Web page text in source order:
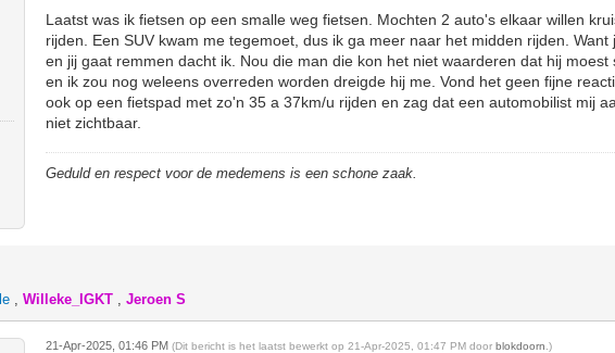
Laatst was ik fietsen op een smalle weg fietsen. Mochten 2 auto's elkaar willen
rijden. Een SUV kwam me tegemoet, dus ik ga meer naar het midden rijden.
en jij gaat remmen dacht ik. Nou die man die kon het niet waarderen dat hij
en ik zou nog weleens overreden worden dreigde hij me. Vond het geen fijne
ook op een fietspad met zo'n 35 a 37km/u rijden en zag dat een automobilist mij
niet zichtbaar.
Geduld en respect voor de medemens is een schone zaak.
,Willeke_IGKT ,Jeroen S
21-Apr-2025, 01:46 PM(Dit bericht is het laatst bewerkt op 21-Apr-2025, 01:47 PM doorblokdoorn .)